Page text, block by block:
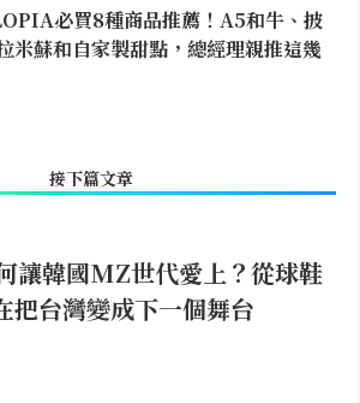
必買8種商品推薦！A5和牛、披
米蘇和自家製甜點，總經理親推這幾
接下篇文章
讓韓國MZ世代愛上？從球鞋
把台灣變成下一個舞台